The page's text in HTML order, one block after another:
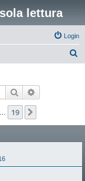
lettura
Login
Cerca
19